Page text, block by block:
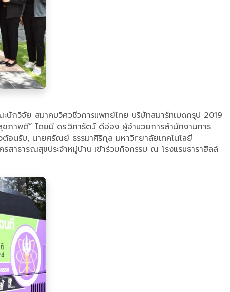
กวิจัย สมาคมวิศวชีวการแพทย์ไทย บริษัทสมาร์ทเมดกรุป 2019
ขภาพดี” โดยมี ดร.วิภารัตน์ ดีอ่อง ผู้อำนวยการสำนักงานการ
อนรับ, นายศรัณย์ ธรรมาศิริกุล มหาวิทยาลัยเทคโนโลยี
สาธารณสุขประจำหมู่บ้าน เข้าร่วมกิจกรรม ณ โรงแรมธาราฮิลล์